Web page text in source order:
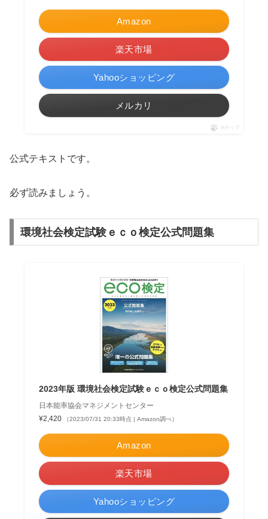
Amazon
楽天市場
Yahooショッピング
メルカリ
ポチップ
公式テキストです。
必ず読みましょう。
環境社会検定試験ｅｃｏ検定公式問題集
2023年版 環境社会検定試験ｅｃｏ検定公式問題集
日本能率協会マネジメントセンター
¥2,420
（2023/07/31 20:33時点 | Amazon調べ）
Amazon
楽天市場
Yahooショッピング